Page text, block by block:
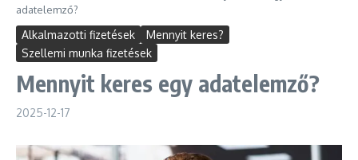
adatelemző?
Alkalmazotti fizetések
Mennyit keres?
Szellemi munka fizetések
Mennyit keres egy adatelemző?
2025-12-17